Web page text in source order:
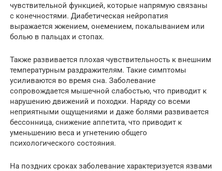
чувствительной функцией, которые напрямую связаны
с конечностями. Диабетическая нейропатия
выражается жжением, онемением, покалыванием или
болью в пальцах и стопах.
Также развивается плохая чувствительность к внешним
температурным раздражителям. Такие симптомы
усиливаются во время сна. Заболевание
сопровождается мышечной слабостью, что приводит к
нарушению движений и походки. Наряду со всеми
неприятными ощущениями и даже болями развивается
бессонница, снижение аппетита, что приводит к
уменьшению веса и угнетению общего
психологического состояния.
На поздних сроках заболевание характеризуется язвами